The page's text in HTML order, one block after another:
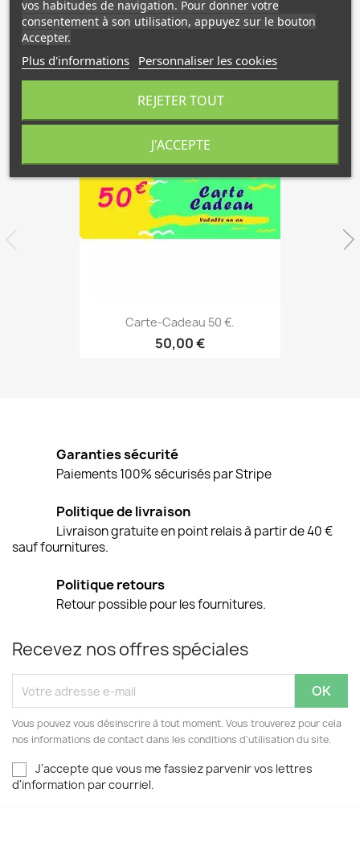
AUTRES PRODUITS QUI PEUVENT VOUS
INTÉRESSER
Aperçu rapide
Carte-Cadeau 50 €.
50,00 €
favorite_border
Garanties sécurité
Paiements 100% sécurisés par Stripe
Politique de livraison
Livraison gratuite en point relais à partir de 40 €
sauf fournitures.
Politique retours
Retour possible pour les fournitures.
Recevez nos offres spéciales
Vous pouvez vous désinscrire à tout moment. Vous trouverez pour cela
nos informations de contact dans les conditions d'utilisation du site.
J'accepte que vous me fassiez parvenir vos lettres
d'information par courriel.
vos habitudes de navigation. Pour donner votre
consentement à son utilisation, appuyez sur le bouton
Accepter.
Plus d'informations Personnaliser les cookies
REJETER TOUT
J'ACCEPTE